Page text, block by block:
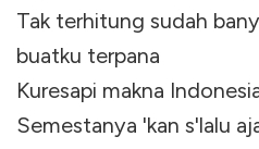
Tak terhitung sudah
buatku terpana
Kuresapi makna
Semestanya 'kan s'lalu